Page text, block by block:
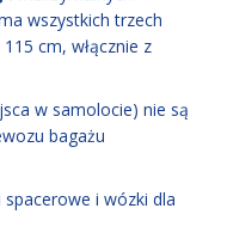
wszystkich trzech
cm, włącznie z
w samolocie) nie są
bagażu
i wózki dla